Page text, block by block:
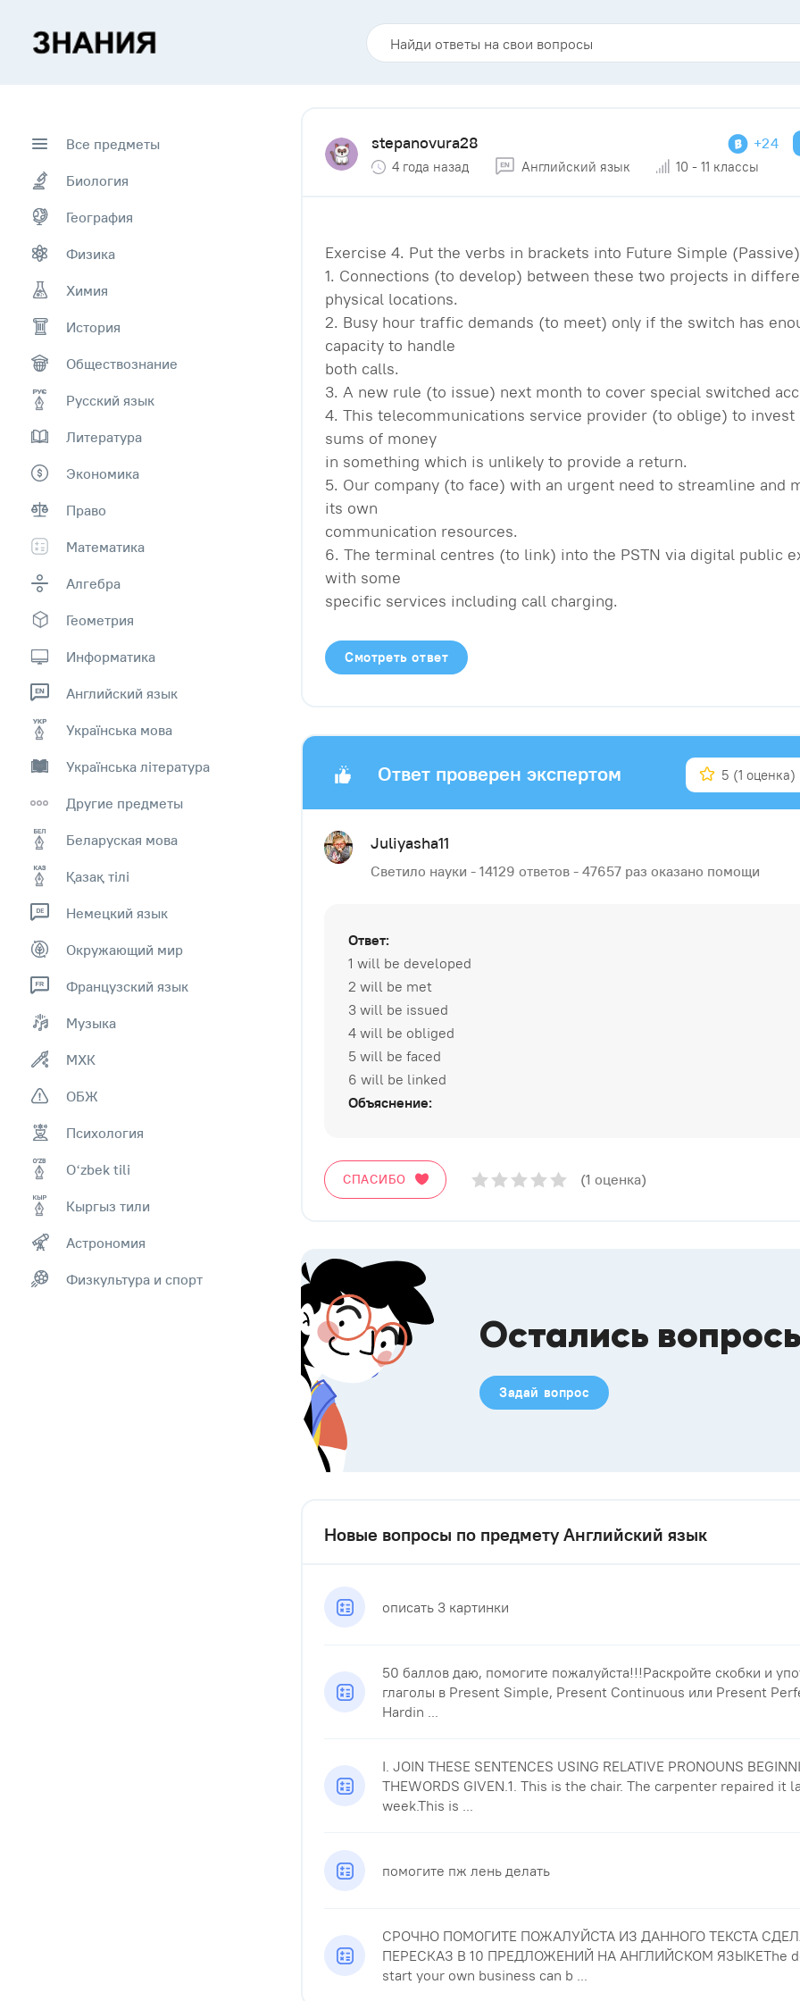
Все предметы
Биология
География
Физика
Химия
История
Обществознание
Русский язык
Литература
Экономика
Право
Математика
Алгебра
Геометрия
Информатика
Английский язык
Українська мова
Українська література
Другие предметы
Беларуская мова
Қазақ тiлi
Немецкий язык
Окружающий мир
Французский язык
Музыка
МХК
ОБЖ
Психология
Оʻzbek tili
Кыргыз тили
Астрономия
Физкультура и спорт
stepanovura28 +24
4 года назад Английский язык 10 - 11 классы
Exercise 4. Put the verbs in brackets into Future Simple
1. Connections (to develop) between these two projects in
physical locations.
2. Busy hour traffic demands (to meet) only if the switch has
capacity to handle
both calls.
3. A new rule (to issue) next month to cover special switched
4. This telecommunications service provider (to oblige) to invest
sums of money
in something which is unlikely to provide a return.
5. Our company (to face) with an urgent need to streamline and
its own
communication resources.
6. The terminal centres (to link) into the PSTN via digital public
with some
specific services including call charging.
Смотреть ответ
Ответ проверен экспертом 5 (1 оценка)
Juliyasha11
Светило науки - 14129 ответов - 47657 раз оказано помощи
Ответ:
1 will be developed
2 will be met
3 will be issued
4 will be obliged
5 will be faced
6 will be linked
Объяснение:
СПАСИБО (1 оценка)
Остались
Задай вопрос
Новые вопросы по предмету Английский язык
описать 3 картинки
50 баллов даю, помогите пожалуйста!!!Раскройте скобки и
глаголы в Present Simple, Present Continuous или Present
Hardin ...
I. JOIN THESE SENTENCES USING RELATIVE PRONOUNS
THEWORDS GIVEN.1. This is the chair. The carpenter repaired it
week.This is ...
помогите пж лень делать
СРОЧНО ПОМОГИТЕ ПОЖАЛУЙСТА ИЗ ДАННОГО ТЕКСТА
ПЕРЕСКАЗ В 10 ПРЕДЛОЖЕНИЙ НА АНГЛИЙСКОМ ЯЗЫКЕThe
start your own business can b ...